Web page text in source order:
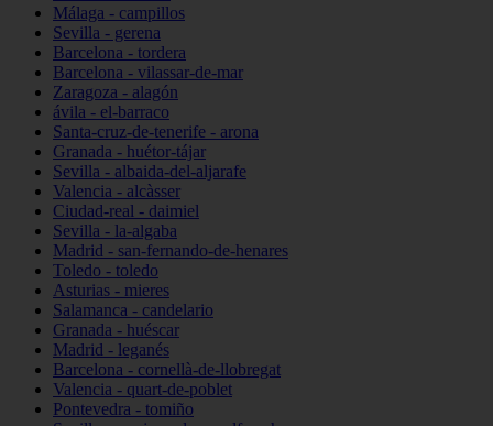
Málaga - campillos
Sevilla - gerena
Barcelona - tordera
Barcelona - vilassar-de-mar
Zaragoza - alagón
ávila - el-barraco
Santa-cruz-de-tenerife - arona
Granada - huétor-tájar
Sevilla - albaida-del-aljarafe
Valencia - alcàsser
Ciudad-real - daimiel
Sevilla - la-algaba
Madrid - san-fernando-de-henares
Toledo - toledo
Asturias - mieres
Salamanca - candelario
Granada - huéscar
Madrid - leganés
Barcelona - cornellà-de-llobregat
Valencia - quart-de-poblet
Pontevedra - tomiño